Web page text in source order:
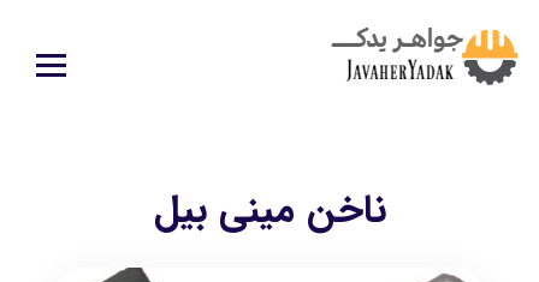
ناخن مینی بیل